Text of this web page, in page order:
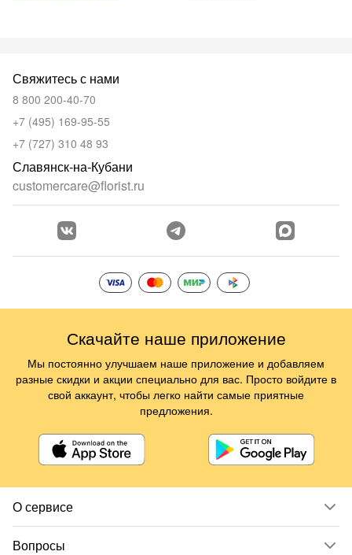
О сервисе
Вопросы
Свяжитесь с нами
8 800 200-40-70
+7 (495) 169-95-55
+7 (727) 310 48 93
Славянск-на-Кубани
customercare@florist.ru
Скачайте наше приложение
Мы постоянно улучшаем наше приложение и добавляем
разные скидки и акции специально для вас. Просто войдите в
свой аккаунт, чтобы легко найти самые приятные
предложения.